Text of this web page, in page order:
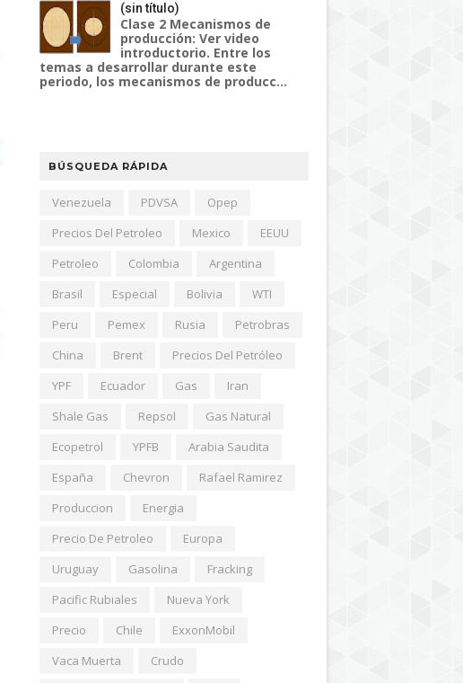
(sin título)
Clase 2 Mecanismos de
producción: Ver video
introductorio. Entre los
temas a desarrollar durante este
periodo, los mecanismos de producc...
BÚSQUEDA RÁPIDA
Venezuela PDVSA
Opep
Precios Del Petroleo
Mexico
EEUU
Petroleo
Colombia
Argentina
Brasil
Especial Bolivia
WTI
Peru
Pemex Rusia
Petrobras
China
Brent
Precios Del Petróleo
YPF
Ecuador Gas
Iran
Shale Gas
Repsol
Gas Natural
Ecopetrol
YPFB
Arabia Saudita
España
Chevron
Rafael Ramirez
Produccion
Energia
Precio De Petroleo
Europa
Uruguay
Gasolina
Fracking
Pacific Rubiales
Nueva York
Precio
Chile
ExxonMobil
Vaca Muerta
Crudo